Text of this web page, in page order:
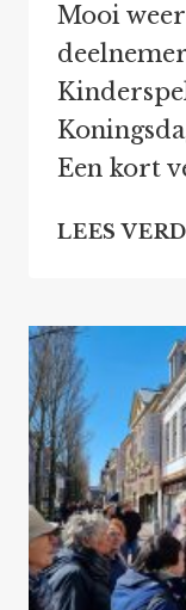
Mooi
Een kort
LEES